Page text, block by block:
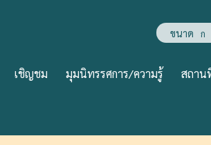
ขนาด ก
เชิญชม มุมนิทรรศการ/ความรู้ สถาน